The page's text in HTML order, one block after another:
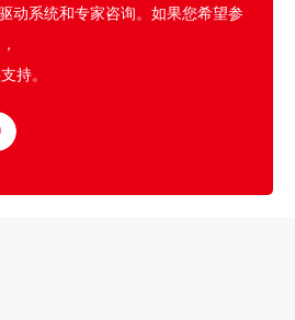
动系统和专家咨询。如果您希望参
持。